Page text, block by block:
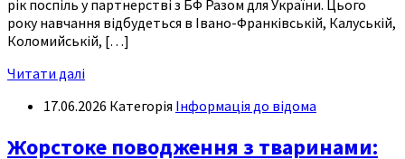
рік поспіль у партнерстві з БФ Разом для України. Цього
року навчання відбудеться в Івано-Франківській, Калуській,
Коломийській, […]
Читати далі
17.06.2026 Категорія Інформація до відома
Жорстоке поводження з тваринами: